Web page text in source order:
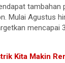
tambahan
Mulai Agustus
mencapai
Kita Makin